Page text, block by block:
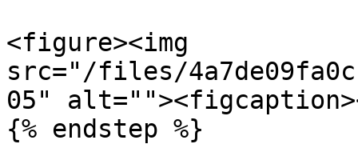
<figure><img
src="/files/
05"
{% endstep %}